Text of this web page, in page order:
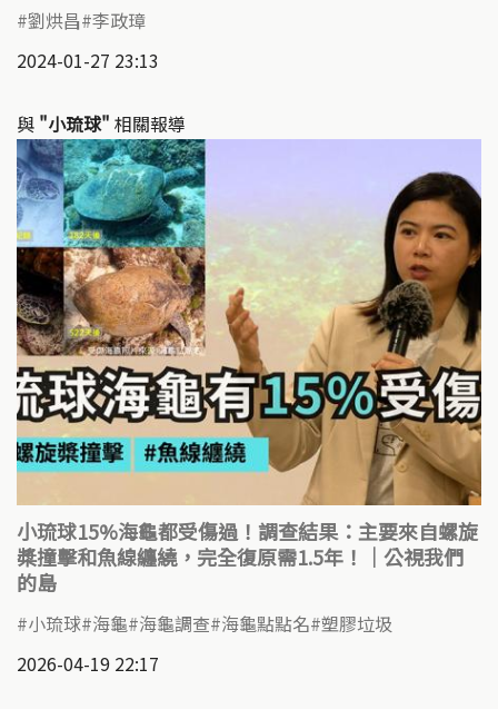
劉烘昌 李政璋
2024-01-27 23:13
與 "小琉球" 相關報導
小琉球15%海龜都受傷過！調查結果：主要來自螺旋
槳撞擊和魚線纏繞，完全復原需1.5年！｜公視我們
的島
小琉球 海龜 海龜調查 海龜點點名 塑膠垃圾
2026-04-19 22:17